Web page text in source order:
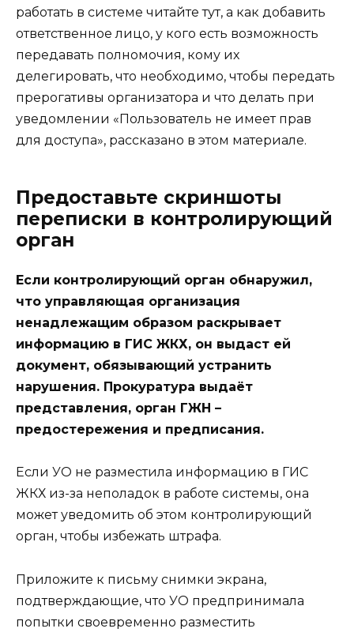
работать в системе читайте тут, а как добавить
ответственное лицо, у кого есть возможность
передавать полномочия, кому их
делегировать, что необходимо, чтобы передать
прерогативы организатора и что делать при
уведомлении «Пользователь не имеет прав
для доступа», рассказано в этом материале.
Предоставьте скриншоты
переписки в контролирующий
орган
Если контролирующий орган обнаружил,
что управляющая организация
ненадлежащим образом раскрывает
информацию в ГИС ЖКХ, он выдаст ей
документ, обязывающий устранить
нарушения. Прокуратура выдаёт
представления, орган ГЖН –
предостережения и предписания.
Если УО не разместила информацию в ГИС
ЖКХ из-за неполадок в работе системы, она
может уведомить об этом контролирующий
орган, чтобы избежать штрафа.
Приложите к письму снимки экрана,
подтверждающие, что УО предпринимала
попытки своевременно разместить